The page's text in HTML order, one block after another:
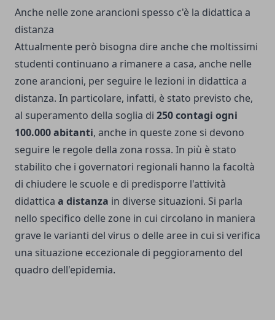
Anche nelle zone arancioni spesso c'è la didattica a
distanza
Attualmente però bisogna dire anche che moltissimi
studenti continuano a rimanere a casa, anche nelle
zone arancioni, per seguire le lezioni in didattica a
distanza. In particolare, infatti, è stato previsto che,
al superamento della soglia di 250 contagi ogni
100.000 abitanti, anche in queste zone si devono
seguire le regole della zona rossa. In più è stato
stabilito che i governatori regionali hanno la facoltà
di chiudere le scuole e di predisporre l'attività
didattica a distanza in diverse situazioni. Si parla
nello specifico delle zone in cui circolano in maniera
grave le varianti del virus o delle aree in cui si verifica
una situazione eccezionale di peggioramento del
quadro dell'epidemia.